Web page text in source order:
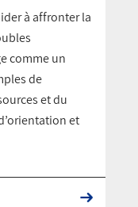
à affronter la
comme un
de
et du
et